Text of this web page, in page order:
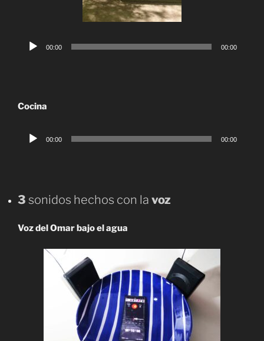
Reproductor
00:00 00:00
Cocina
Reproductor
00:00 00:00
3 sonidos hechos con la voz
Voz del Omar bajo el agua